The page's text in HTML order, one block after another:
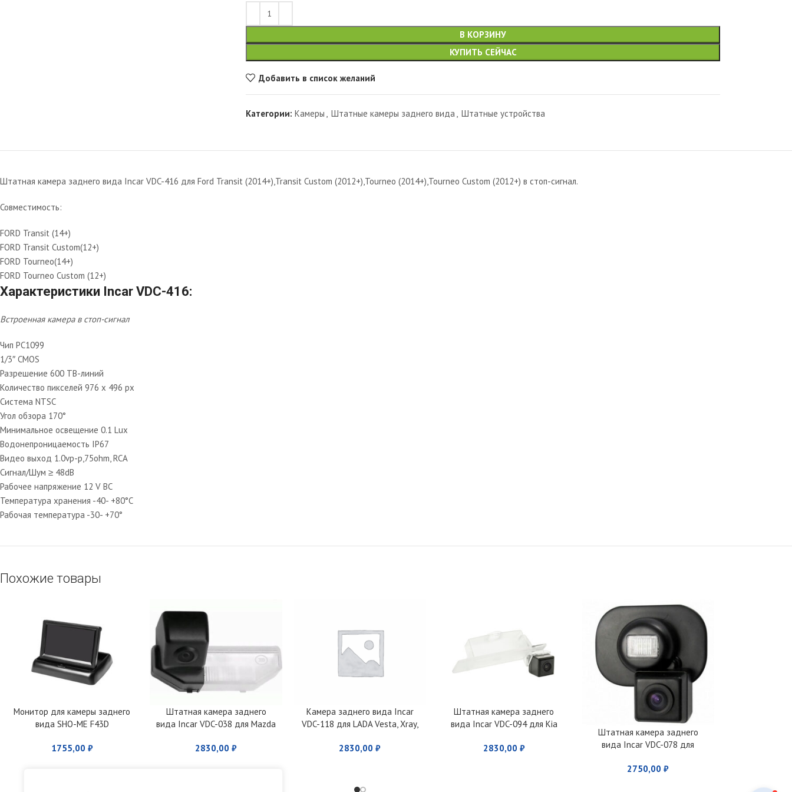
В КОРЗИНУ
КУПИТЬ СЕЙЧАС
Добавить в список желаний
Категории: Камеры , Штатные камеры заднего вида , Штатные устройства
Штатная камера заднего вида Incar VDC-416 для Ford Transit (2014+),Transit Custom (2012+),Tourneo (2014+),Tourneo Custom (2012+) в стоп-сигнал.
Совместимость:
FORD Transit (14+)
FORD Transit Custom(12+)
FORD Tourneo(14+)
FORD Tourneo Custom (12+)
Характеристики Incar VDC-416:
Встроенная камера в стоп-сигнал
Чип PC1099
1/3″ CMOS
Разрешение 600 ТВ-линий
Количество пикселей 976 x 496 px
Система NTSC
Угол обзора 170°
Минимальное освещение 0.1 Lux
Водонепроницаемость IP67
Видео выход 1.0vp-p,75ohm, RCA
Сигнал/Шум ≥ 48dB
Рабочее напряжение 12 V ВС
Температура хранения -40- +80°C
Рабочая температура -30- +70°
Похожие товары
Монитор для камеры заднего
вида SHO-ME F43D
1755,00 ₽
Штатная камера заднего
вида Incar VDC-038 для Mazda
2830,00₽
Камера заднего вида Incar
VDC-118 для LADA Vesta, Xray,
2830,00₽
Штатная камера заднего
вида Incar VDC-094 для Kia
(2010-2016), Sportage (2016+),
2830,00 ₽
Штатная камера заднего
вида Incar VDC-078 для
2750,00₽